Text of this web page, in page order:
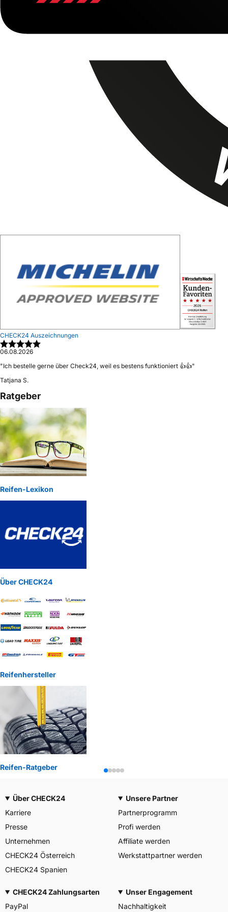
CHECK24 Auszeichnungen
06.08.2026
"Ich bestelle gerne über Check24, weil es bestens funktioniert 👍👍"
Tatjana S.
Ratgeber
Reifen-Lexikon
Über CHECK24
Reifenhersteller
Reifen-Ratgeber
Über CHECK24
Karriere
Presse
Unternehmen
CHECK24 Österreich
CHECK24 Spanien
Unsere Partner
Partnerprogramm
Profi werden
Affiliate werden
Werkstattpartner werden
CHECK24 Zahlungsarten
PayPal
Unser Engagement
Nachhaltigkeit